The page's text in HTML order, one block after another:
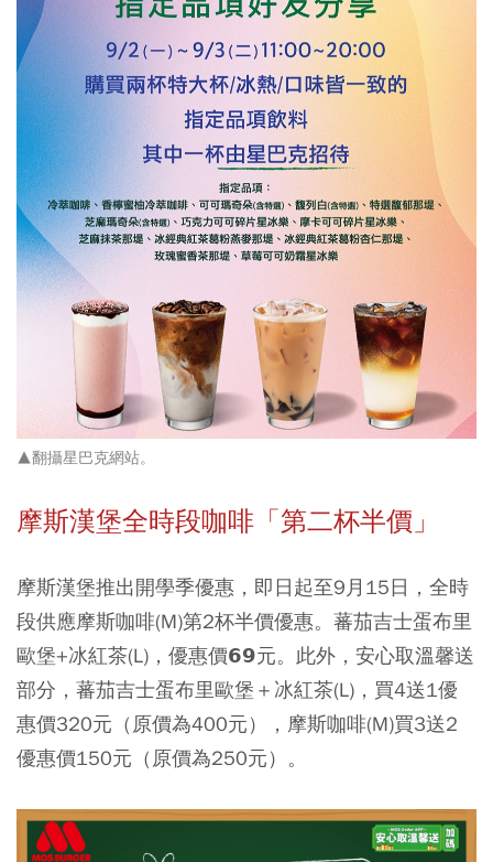
▲翻攝星巴克網站。
摩斯漢堡全時段咖啡「第二杯半價」
摩斯漢堡推出開學季優惠，即日起至9月15日，全時
段供應摩斯咖啡(M)第2杯半價優惠。蕃茄吉士蛋布里
歐堡+冰紅茶(L)，優惠價𝟲𝟵元。此外，安心取溫馨送
部分，蕃茄吉士蛋布里歐堡＋冰紅茶(L)，買4送1優
惠價320元（原價為400元），摩斯咖啡(M)買3送2
優惠價150元（原價為250元）。